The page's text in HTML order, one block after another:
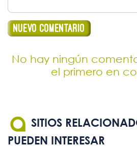
No hay ningún
el primero en
SITIOS
PUEDEN INTERESAR